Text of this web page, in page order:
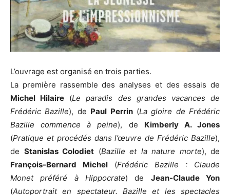
L’ouvrage est organisé en trois parties.
La première rassemble des analyses et des essais de
Michel Hilaire (Le paradis des grandes vacances de
Frédéric Bazille), de Paul Perrin(La gloire de Frédéric
Bazille commence à peine), de Kimberly A. Jones
(Pratique et procédés dans l’œuvre de Frédéric Bazille),
de Stanislas Colodiet (Bazille et la nature morte), de
François-Bernard Michel (Frédéric Bazille : Claude
Monet préféré à Hippocrate) de Jean-Claude Yon
(Autoportrait en spectateur. Bazille et les spectacles